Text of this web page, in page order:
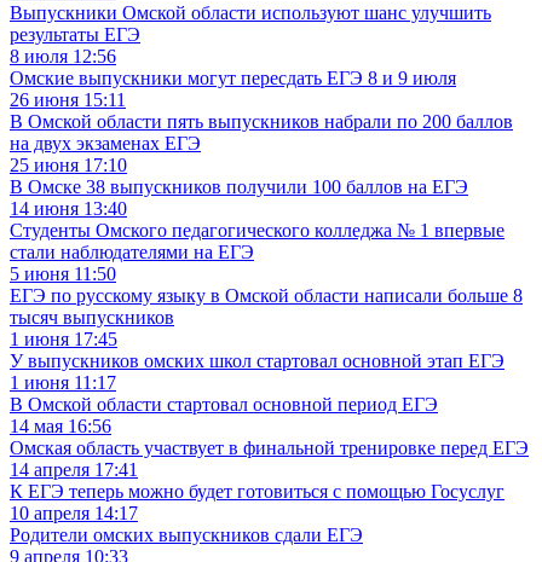
Выпускники Омской области используют шанс улучшить
результаты ЕГЭ
8 июля 12:56
Омские выпускники могут пересдать ЕГЭ 8 и 9 июля
26 июня 15:11
В Омской области пять выпускников набрали по 200 баллов
на двух экзаменах ЕГЭ
25 июня 17:10
В Омске 38 выпускников получили 100 баллов на ЕГЭ
14 июня 13:40
Студенты Омского педагогического колледжа № 1 впервые
стали наблюдателями на ЕГЭ
5 июня 11:50
ЕГЭ по русскому языку в Омской области написали больше 8
тысяч выпускников
1 июня 17:45
У выпускников омских школ стартовал основной этап ЕГЭ
1 июня 11:17
В Омской области стартовал основной период ЕГЭ
14 мая 16:56
Омская область участвует в финальной тренировке перед ЕГЭ
14 апреля 17:41
К ЕГЭ теперь можно будет готовиться с помощью Госуслуг
10 апреля 14:17
Родители омских выпускников сдали ЕГЭ
9 апреля 10:33